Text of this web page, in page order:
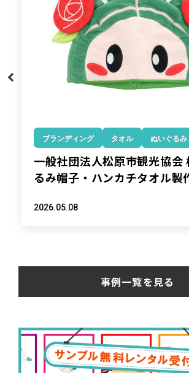
ブランディング タオル ぬいぐるみ
一般社団法人松原市観光協会
るみ帽子・ハンカチタオル製
2026.05.08
事例一覧を見る